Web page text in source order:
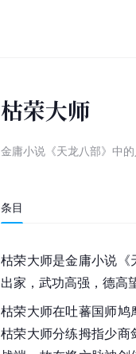
枯荣大师
金庸小说《天龙八部》中
条目
枯荣大师是金庸小说《
出家 ，武功高强，德高
枯荣大师在吐蕃国师鸠
枯荣大师分练拇指少